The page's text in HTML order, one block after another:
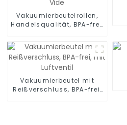
Vakuumierbeutelrollen,
Handelsqualität, BPA-frei,
Lebensmittelaufbewahrung,
Essenszubereitung oder
Sous Vide
Vakuumierbeutel mit
Reißverschluss, BPA-frei,